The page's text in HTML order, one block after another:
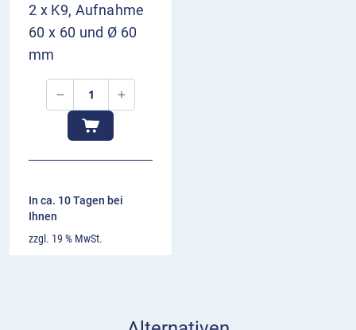
2 x K9, Aufnahme
60 x 60 und Ø 60
mm
In ca. 10 Tagen bei
Ihnen
zzgl. 19 % MwSt.